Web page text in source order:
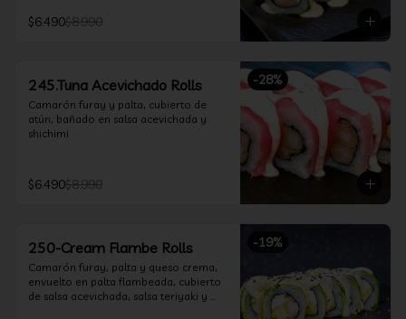
$6.490$8.990
-28%
245.Tuna Acevichado Rolls
Camarón furay y palta, cubierto de
atún, bañado en salsa acevichada y
shichimi
$6.490$8.990
-19%
250-Cream Flambe Rolls
Camarón furay, palta y queso crema,
envuelto en palta flambeada, cubierto
de salsa acevichada, salsa teriyaki y